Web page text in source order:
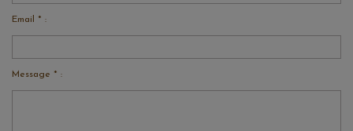
Email * :
Message * :